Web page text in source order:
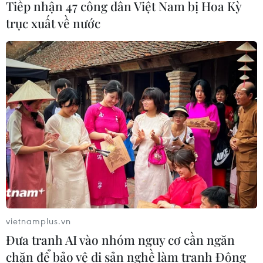
COVID-19 đã thay đổi thói quen ăn uống
của người Mỹ như thế nào?
15/10/2020 14:28
Giữa bối cảnh các nhà hàng đóng cửa do các quy định
giãn cách xã hội, khoảng 60% người Mỹ cho biết việc
nấu ăn ở nhà thường xuyên hơn là một nhu cầu thiết
thực.
Tiếp nhận 47 công dân Việt Nam bị Hoa Kỳ
trục xuất về nước
vietnamplus.vn
Đưa tranh AI vào nhóm nguy cơ cần ngăn
chặn để bảo vệ di sản nghề làm tranh Đông